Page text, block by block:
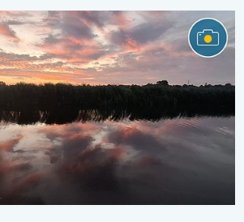
van de week!. Weer&Radar uploader. . .